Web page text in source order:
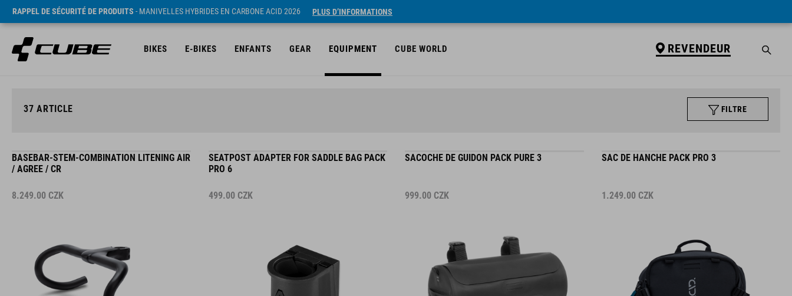
RAPPEL DE SÉCURITÉ DE PRODUITS - MANIVELLES HYBRIDES EN CARBONE ACID 2026 PLUS D’INFORMATIONS
BIKES E-BIKES ENFANTS GEAR EQUIPMENT CUBE WORLD REVENDEUR
37 ARTICLE FILTRE
BASEBAR-STEM-COMBINATION LITENING AIR
/ AGREE / CR
8.249.00 CZK
SEATPOST ADAPTER FOR SADDLE BAG PACK
PRO 6
499.00 CZK
SACOCHE DE GUIDON PACK PURE 3
999.00 CZK
SAC DE HANCHE PACK PRO 3
1.249.00 CZK